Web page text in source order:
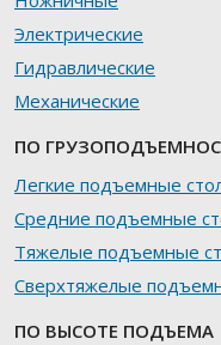
Электрические
Гидравлические
Механические
ПО
Легкие подъемные
Средние подъемные
Тяжелые подъемные
Сверхтяжелые
ПО ВЫСОТЕ ПОДЪЕМА